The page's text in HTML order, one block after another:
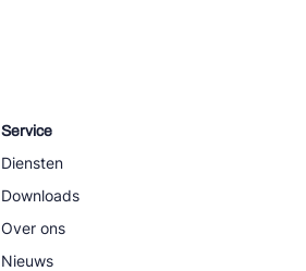
Service
Diensten
Downloads
Over ons
Nieuws